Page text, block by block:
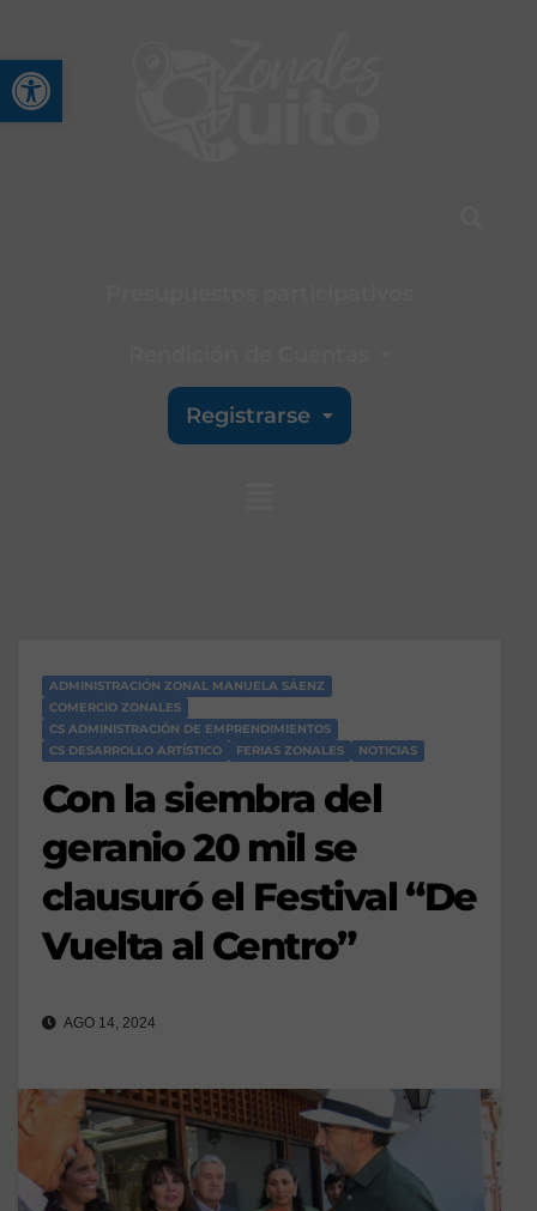
Abrir barra de
Registrarse
ADMINISTRACIÓN ZONAL MANUELA SÁENZ
COMERCIO ZONALES
CS ADMINISTRACIÓN DE EMPRENDIMIENTOS
CS DESARROLLO ARTÍSTICO
FERIAS ZONALES NOTICIAS
Con la siembra del
geranio 20 mil se
clausuró el Festival “De
Vuelta al Centro”
AGO 14, 2024